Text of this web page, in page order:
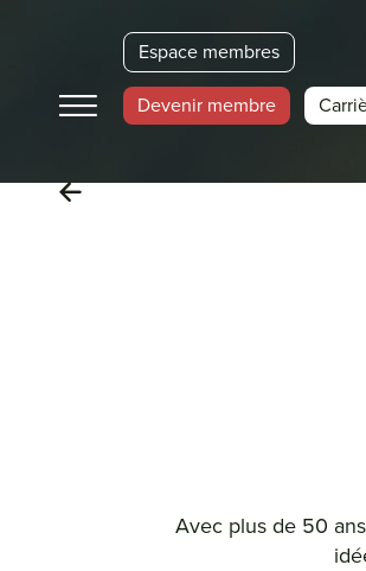
Espace membres
Devenir membre
Avec plus de 50